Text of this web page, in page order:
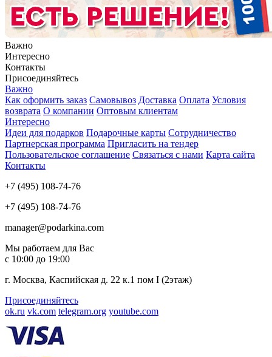
Важно
Интересно
Контакты
Присоединяйтесь
Важно
Как оформить заказ Самовывоз Доставка Оплата Условия
возврата О компании Оптовым клиентам
Интересно
Идеи для подарков Подарочные карты Сотрудничество
Партнерская программа Пригласить на тендер
Пользовательское соглашение Связаться с нами Карта сайта
Контакты
+7 (495) 108-74-76
+7 (495) 108-74-76
manager@podarkina.com
Мы работаем для Вас
с 10:00 до 19:00
г. Москва, Каспийская д. 22 к.1 пом I (2этаж)
Присоединяйтесь
ok.ru vk.com telegram.org youtube.com